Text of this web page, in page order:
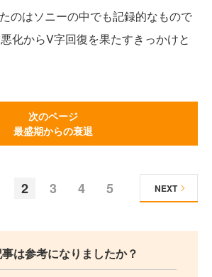
のはソニーの中でも記録的なもので
化からV字回復を果たすきっかけと
次のページ
最盛期からの衰退
2 3 4 5 NEXT
は参考になりましたか？